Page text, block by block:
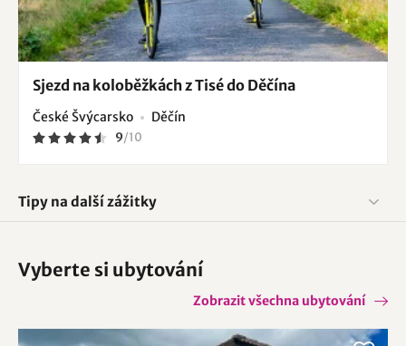
Sjezd na koloběžkách z Tisé do Děčína
České Švýcarsko Děčín
9/10
Tipy na další zážitky
Vyberte si ubytování
Zobrazit všechna ubytování